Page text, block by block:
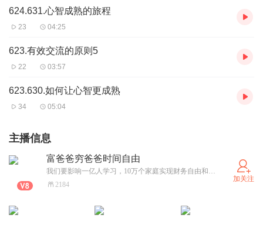
624.631.心智成熟的旅程
23 04:25
623.有效交流的原则5
22 03:57
623.630.如何让心智更成熟
34 05:04
主播信息
富爸爸穷爸爸时间自由
我们要影响一亿人学习，10万个家庭实现财务自由和身心健康！如果你有梦想，想改变自己，投资自己的未来，我们会教你怎么加入系统，在系统里面学习成长，一起来吧！欢迎各位。
2184
加关注